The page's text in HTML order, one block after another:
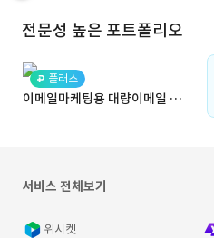
전문성 높은 포트폴리오
플러스
이메일마케팅용 대량이메일 전송 플랫폼
서비스 전체보기
위시켓